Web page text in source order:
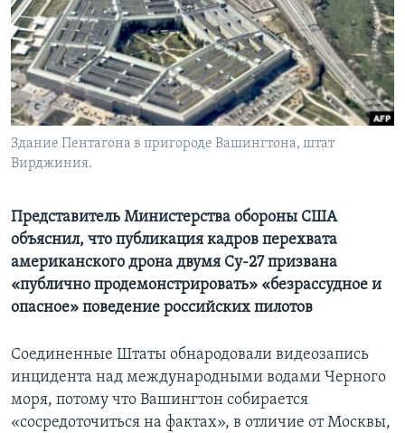
Learning English
СОЦИАЛЬНЫЕ СЕТИ
Языки
Здание Пентагона в пригороде Вашингтона, штат
Вирджиния.
Представитель Министерства обороны США
объяснил, что публикация кадров перехвата
американского дрона двумя Су-27 призвана
«публично продемонстрировать» «безрассудное и
опасное» поведение российских пилотов
Соединенные Штаты обнародовали видеозапись
инцидента над международными водами Черного
моря, потому что Вашингтон собирается
«сосредоточиться на фактах», в отличие от Москвы,